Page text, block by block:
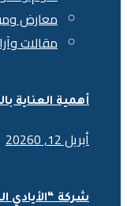
معارض
مقالات
أهمية العناية
أبريل 12, 2026 0
شركة “الأيادي